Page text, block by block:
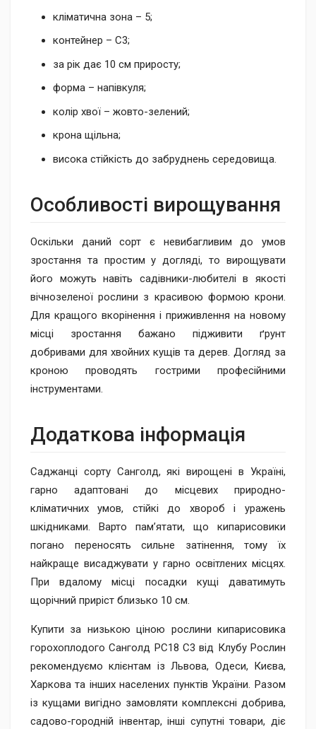
кліматична зона – 5;
контейнер – С3;
за рік дає 10 см приросту;
форма – напівкуля;
колір хвої – жовто-зелений;
крона щільна;
висока стійкість до забруднень середовища.
Особливості вирощування
Оскільки даний сорт є невибагливим до умов
зростання та простим у догляді, то вирощувати
його можуть навіть садівники-любителі в якості
вічнозеленої рослини з красивою формою крони.
Для кращого вкорінення і приживлення на новому
місці зростання бажано підживити ґрунт
добривами для хвойних кущів та дерев. Догляд за
кроною проводять гострими професійними
інструментами.
Додаткова інформація
Саджанці сорту Санголд, які вирощені в Україні,
гарно адаптовані до місцевих природно-
кліматичних умов, стійкі до хвороб і уражень
шкідниками. Варто пам’ятати, що кипарисовики
погано переносять сильне затінення, тому їх
найкраще висаджувати у гарно освітлених місцях.
При вдалому місці посадки кущі даватимуть
щорічний приріст близько 10 см.
Купити за низькою ціною рослини кипарисовика
горохоплодого Санголд РС18 С3 від Клубу Рослин
рекомендуємо клієнтам із Львова, Одеси, Києва,
Харкова та інших населених пунктів України. Разом
із кущами вигідно замовляти комплексні добрива,
садово-городній інвентар, інші супутні товари, діє